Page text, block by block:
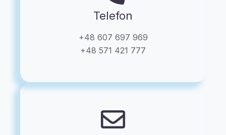
Telefon
+48 607 697 969
+48 571 421 777